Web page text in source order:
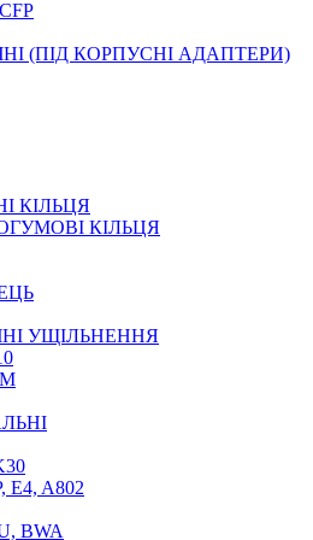
ШПРИЦІВ
(ПІД КОРПУСНІ АДАПТЕРИ)
КІЛЬЦЯ
КІЛЬЦЯ
УЩІЛЬНЕННЯ
E4, A802
BWA